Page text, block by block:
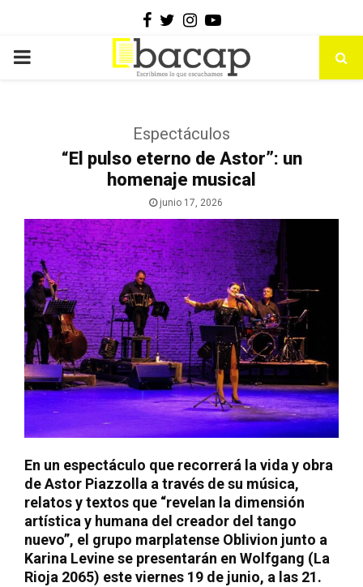
Facebook
Twitter
Instagram
Youtube
PRIMARY
Espectáculos
“El pulso eterno de Astor”: un
homenaje musical
junio 17, 2026
En un espectáculo que recorrerá la vida y obra
de Astor Piazzolla a través de su música,
relatos y textos que “revelan la dimensión
artística y humana del creador del tango
nuevo”, e l grupo marplatense Oblivion junto a
Karina Levine se presentarán en Wolfgang (La
Rioja 2065) este viernes 19 de junio, a las 21.